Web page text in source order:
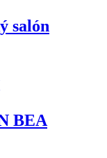
salón
BEA